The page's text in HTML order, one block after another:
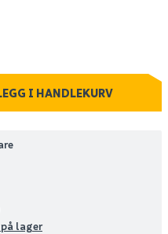
I HANDLEKURV
lager